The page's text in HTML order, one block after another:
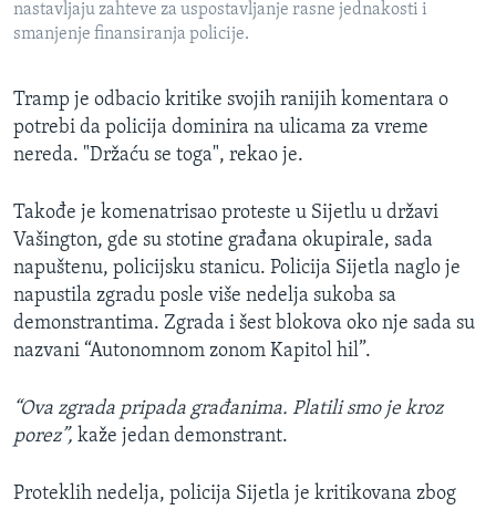
nastavljaju zahteve za uspostavljanje rasne jednakosti i
smanjenje finansiranja policije.
Tramp je odbacio kritike svojih ranijih komentara o
potrebi da policija dominira na ulicama za vreme
nereda. "Držaću se toga", rekao je.
Takođe je komenatrisao proteste u Sijetlu u državi
Vašington, gde su stotine građana okupirale, sada
napuštenu, policijsku stanicu. Policija Sijetla naglo je
napustila zgradu posle više nedelja sukoba sa
demonstrantima. Zgrada i šest blokova oko nje sada su
nazvani “Autonomnom zonom Kapitol hil”.
“Ova zgrada pripada građanima. Platili smo je kroz
porez”, kaže jedan demonstrant.
Proteklih nedelja, policija Sijetla je kritikovana zbog